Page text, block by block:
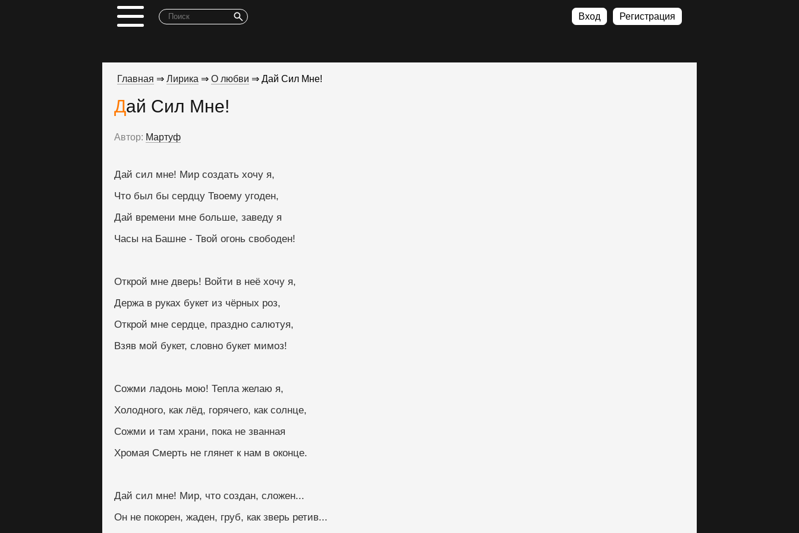
Вход Регистрация
Главная ⇒ Лирика ⇒ О любви ⇒ Дай Сил Мне!
Дай Сил Мне!
Автор: Мартуф
Дай сил мне! Мир создать хочу я,
Что был бы сердцу Твоему угоден,
Дай времени мне больше, заведу я
Часы на Башне - Твой огонь свободен!
Открой мне дверь! Войти в неё хочу я,
Держа в руках букет из чёрных роз,
Открой мне сердце, праздно салютуя,
Взяв мой букет, словно букет мимоз!
Сожми ладонь мою! Тепла желаю я,
Холодного, как лёд, горячего, как солнце,
Сожми и там храни, пока не званная
Хромая Смерть не глянет к нам в оконце.
Дай сил мне! Мир, что создан, сложен...
Он не покорен, жаден, груб, как зверь ретив...